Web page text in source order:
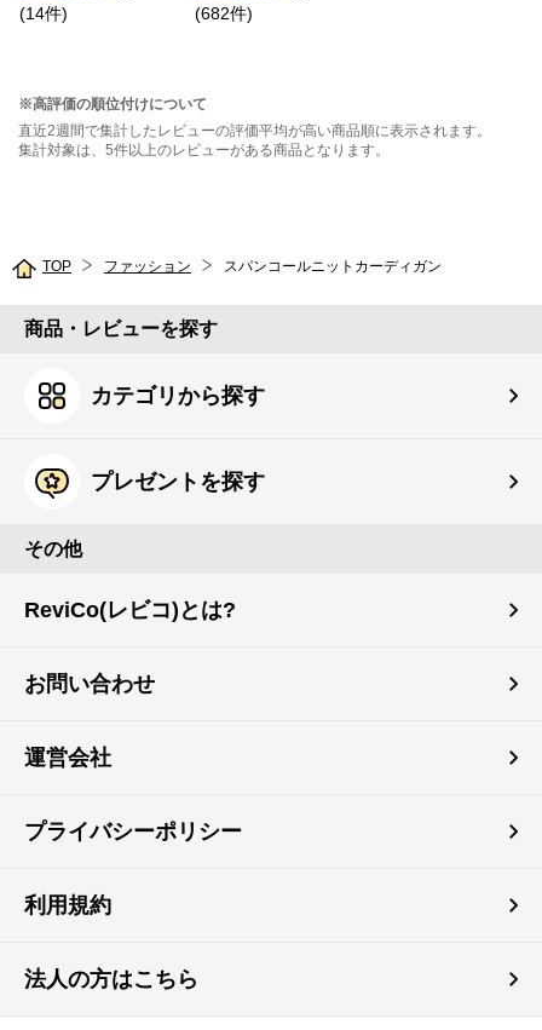
(14件)
(682件)
※高評価の順位付けについて
直近2週間で集計したレビューの評価平均が高い商品順に表示されます。
集計対象は、5件以上のレビューがある商品となります。
TOP ファッション スパンコールニットカーディガン
商品・レビューを探す
カテゴリから探す
プレゼントを探す
その他
ReviCo(レビコ)とは?
お問い合わせ
運営会社
プライバシーポリシー
利用規約
法人の方はこちら